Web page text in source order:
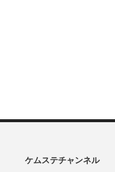
ケムステチャンネル